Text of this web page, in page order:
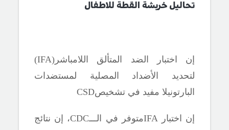
تحاليل خربشة القطة للاطفال
إن اختبار الضد المتألق اللامباشر(IFA
)
لتحديد الأضداد المصلية لمستضدات
البارتونيلا مفيد في تشخيصCSD
إن اختبار IFAمتوفر في الـــCDC، إن نتائج